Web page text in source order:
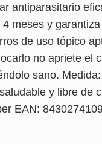
antiparasitario
meses y
de uso tópico
no apriete el
sano.
y libre de
EAN: